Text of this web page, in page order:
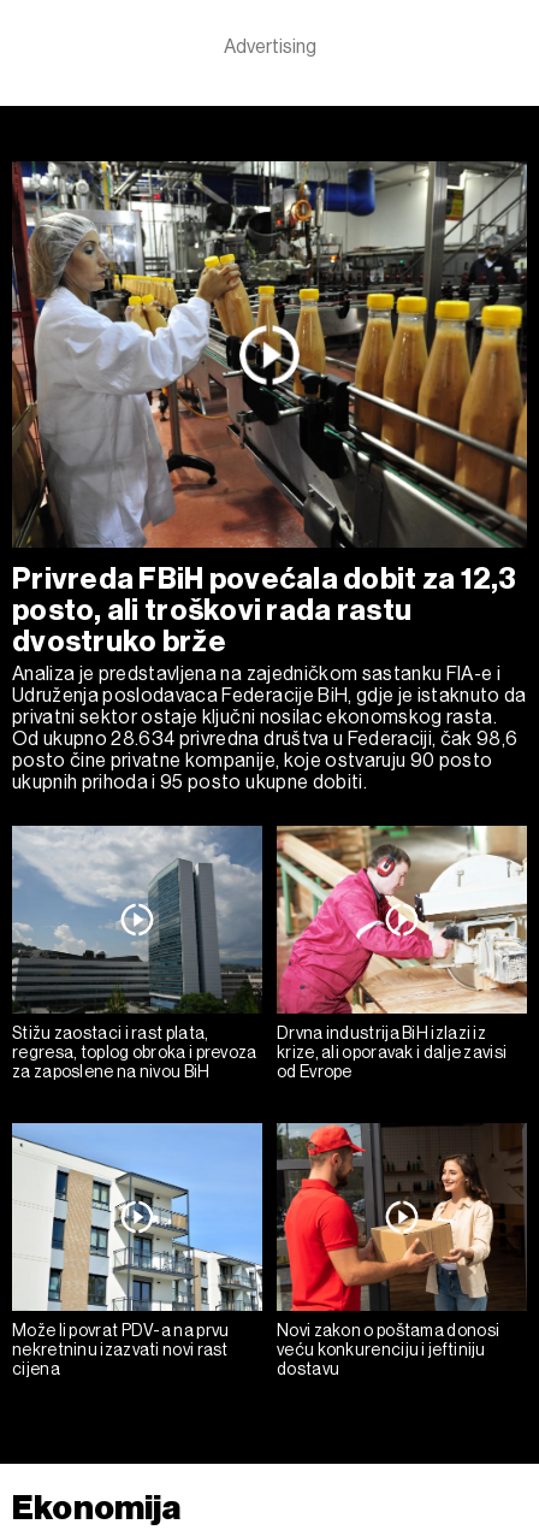
Privreda FBiH povećala dobit za 12,3
posto, ali troškovi rada rastu
dvostruko brže
Analiza je predstavljena na zajedničkom sastanku FIA-e i
Udruženja poslodavaca Federacije BiH, gdje je istaknuto da
privatni sektor ostaje ključni nosilac ekonomskog rasta.
Od ukupno 28.634 privredna društva u Federaciji, čak 98,6
posto čine privatne kompanije, koje ostvaruju 90 posto
ukupnih prihoda i 95 posto ukupne dobiti.
Stižu zaostaci i rast plata,
regresa, toplog obroka i prevoza
za zaposlene na nivou BiH
Drvna industrija BiH izlazi iz
krize, ali oporavak i dalje zavisi
od Evrope
Može li povrat PDV-a na prvu
nekretninu izazvati novi rast
cijena
Novi zakon o poštama donosi
veću konkurenciju i jeftiniju
dostavu
Ekonomija